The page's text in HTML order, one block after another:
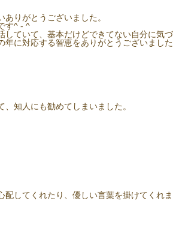
りがとうございました。
す^ - ^
ていて、基本だけどできてない自分に気づ
年に対応する智恵をありがとうございまし
知人にも勧めてしまいました。
してくれたり、優しい言葉を掛けてくれま